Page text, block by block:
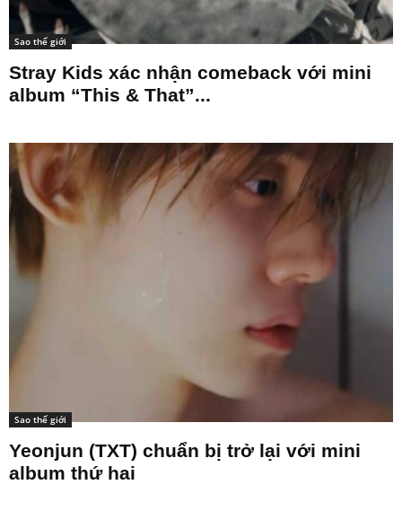
Sao thế giới
Stray Kids xác nhận comeback với mini
album “This & That”...
Sao thế giới
Yeonjun (TXT) chuẩn bị trở lại với mini
album thứ hai